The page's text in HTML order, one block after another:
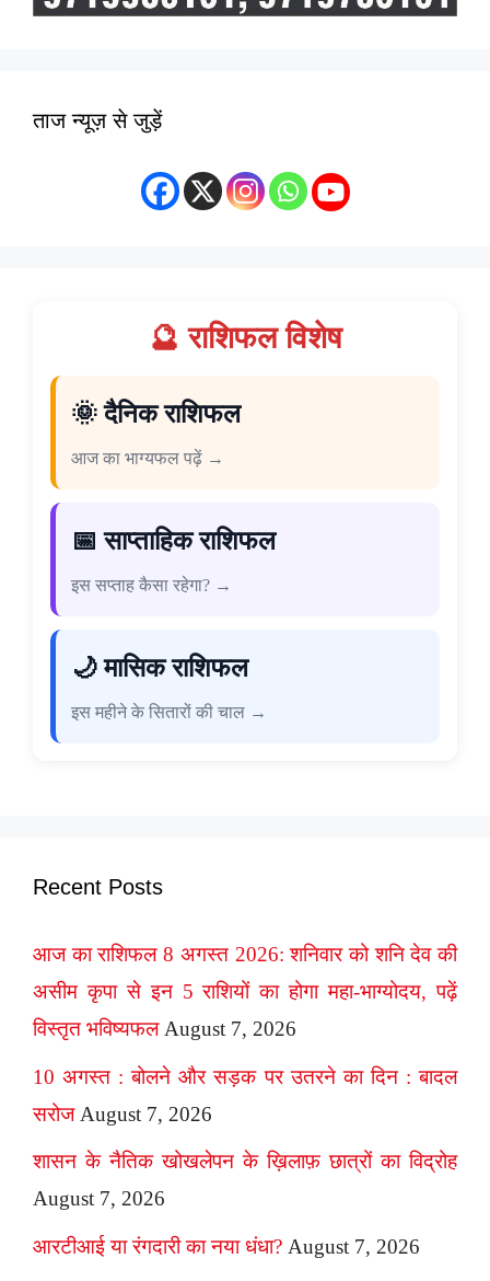
ताज न्यूज़ से जुड़ें
🔮 राशिफल विशेष
🌞 दैनिक राशिफल
आज का भाग्यफल पढ़ें →
📅 साप्ताहिक राशिफल
इस सप्ताह कैसा रहेगा? →
🌙 मासिक राशिफल
इस महीने के सितारों की चाल →
Recent Posts
आज का राशिफल 8 अगस्त 2026: शनिवार को शनि देव की
असीम कृपा से इन 5 राशियों का होगा महा-भाग्योदय, पढ़ें
विस्तृत भविष्यफल August 7, 2026
10 अगस्त : बोलने और सड़क पर उतरने का दिन : बादल
सरोज August 7, 2026
शासन के नैतिक खोखलेपन के ख़िलाफ़ छात्रों का विद्रोह
August 7, 2026
आरटीआई या रंगदारी का नया धंधा? August 7, 2026